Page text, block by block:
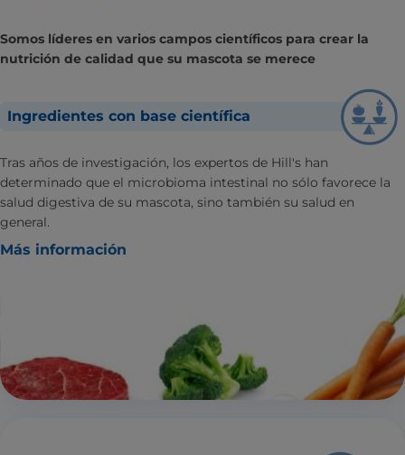
Somos líderes en varios campos científicos para crear la
nutrición de calidad que su mascota se merece
Ingredientes con base científica
Tras años de investigación, los expertos de Hill's han
determinado que el microbioma intestinal no sólo favorece la
salud digestiva de su mascota, sino también su salud en
general.
Más información